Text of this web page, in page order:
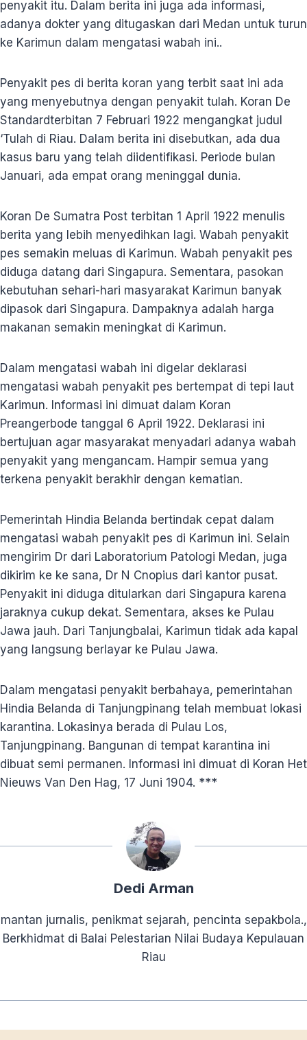
penyakit itu. Dalam berita ini juga ada informasi,
adanya dokter yang ditugaskan dari Medan untuk turun
ke Karimun dalam mengatasi wabah ini..
Penyakit pes di berita koran yang terbit saat ini ada
yang menyebutnya dengan penyakit tulah. Koran De
Standardterbitan 7 Februari 1922 mengangkat judul
‘Tulah di Riau. Dalam berita ini disebutkan, ada dua
kasus baru yang telah diidentifikasi. Periode bulan
Januari, ada empat orang meninggal dunia.
Koran De Sumatra Post terbitan 1 April 1922 menulis
berita yang lebih menyedihkan lagi. Wabah penyakit
pes semakin meluas di Karimun. Wabah penyakit pes
diduga datang dari Singapura. Sementara, pasokan
kebutuhan sehari-hari masyarakat Karimun banyak
dipasok dari Singapura. Dampaknya adalah harga
makanan semakin meningkat di Karimun.
Dalam mengatasi wabah ini digelar deklarasi
mengatasi wabah penyakit pes bertempat di tepi laut
Karimun. Informasi ini dimuat dalam Koran
Preangerbode tanggal 6 April 1922. Deklarasi ini
bertujuan agar masyarakat menyadari adanya wabah
penyakit yang mengancam. Hampir semua yang
terkena penyakit berakhir dengan kematian.
Pemerintah Hindia Belanda bertindak cepat dalam
mengatasi wabah penyakit pes di Karimun ini. Selain
mengirim Dr dari Laboratorium Patologi Medan, juga
dikirim ke ke sana, Dr N Cnopius dari kantor pusat.
Penyakit ini diduga ditularkan dari Singapura karena
jaraknya cukup dekat. Sementara, akses ke Pulau
Jawa jauh. Dari Tanjungbalai, Karimun tidak ada kapal
yang langsung berlayar ke Pulau Jawa.
Dalam mengatasi penyakit berbahaya, pemerintahan
Hindia Belanda di Tanjungpinang telah membuat lokasi
karantina. Lokasinya berada di Pulau Los,
Tanjungpinang. Bangunan di tempat karantina ini
dibuat semi permanen. Informasi ini dimuat di Koran Het
Nieuws Van Den Hag, 17 Juni 1904. ***
Dedi Arman
mantan jurnalis, penikmat sejarah, pencinta sepakbola.,
Berkhidmat di Balai Pelestarian Nilai Budaya Kepulauan
Riau